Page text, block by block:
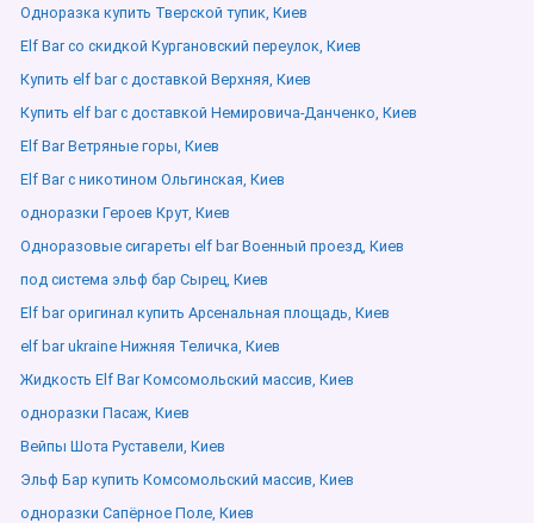
Одноразка купить Тверской тупик, Киев
Elf Bar со скидкой Кургановский переулок, Киев
Купить elf bar с доставкой Верхняя, Киев
Купить elf bar с доставкой Немировича-Данченко, Киев
Elf Bar Ветряные горы, Киев
Elf Bar с никотином Ольгинская, Киев
одноразки Героев Крут, Киев
Одноразовые сигареты elf bar Военный проезд, Киев
под система эльф бар Сырец, Киев
Elf bar оригинал купить Арсенальная площадь, Киев
elf bar ukraine Нижняя Теличка, Киев
Жидкость Elf Bar Комсомольский массив, Киев
одноразки Пасаж, Киев
Вейпы Шота Руставели, Киев
Эльф Бар купить Комсомольский массив, Киев
одноразки Сапёрное Поле, Киев